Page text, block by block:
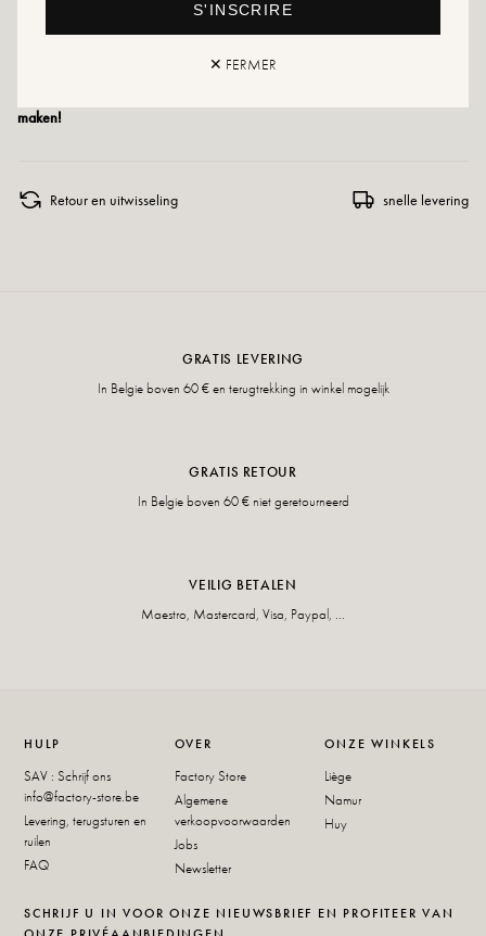
Onderhoudsadvies: Wij adviseren u om uw schoenen te impregneren met een
speciaal product of een spray voor meerdere materialen. Deze zijn in alle
maken!
Retour en uitwisseling snelle levering
GRATIS LEVERING
In Belgie boven 60 € en terugtrekking in winkel mogelijk
GRATIS RETOUR
In Belgie boven 60 € niet geretourneerd
VEILIG BETALEN
Maestro, Mastercard, Visa, Paypal, ...
HULP
SAV : Schrijf ons
info@factory-store.be
Levering, terugsturen en
ruilen
FAQ
OVER
Factory Store
Algemene
verkoopvoorwaarden
Jobs
Newsletter
ONZE WINKELS
Liège
Namur
Huy
SCHRIJF U IN VOOR ONZE NIEUWSBRIEF EN PROFITEER VAN
S'INSCRIRE
✕ FERMER